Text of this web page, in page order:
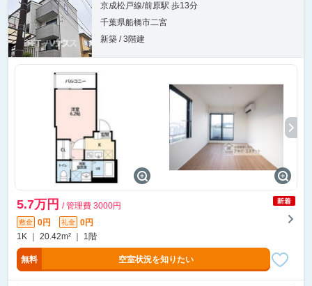
京成松戸線/前原駅 歩13分
千葉県船橋市二宮
新築 / 3階建
5.7万円 / 管理費 3000円
敷金 0円 礼金
0円
1K ｜ 20.42m² ｜ 1階
無料 空室状況を知りたい